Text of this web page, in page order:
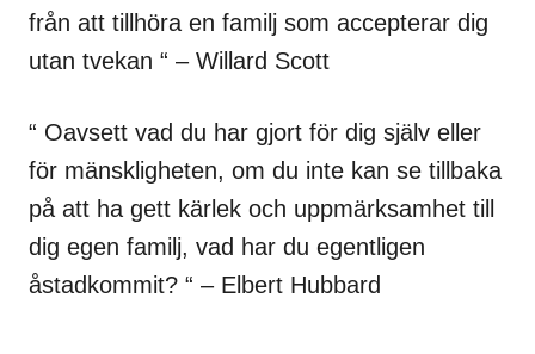
från att tillhöra en familj som accepterar dig
utan tvekan “ – Willard Scott
“ Oavsett vad du har gjort för dig själv eller
för mänskligheten, om du inte kan se tillbaka
på att ha gett kärlek och uppmärksamhet till
dig egen familj, vad har du egentligen
åstadkommit? “ – Elbert Hubbard